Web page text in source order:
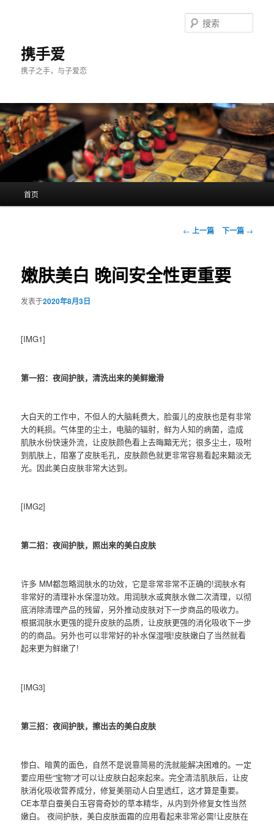
携手爱
携子之手，与子爱恋
索
首页
文
航
← 上一篇 下一篇 →
嫩肤美白 晚间安全性更重要
发表于2020年8月3日
[IMG1]
第一招：夜间护肤，清洗出来的美鲜嫩滑
大白天的工作中，不但人的大脑耗费大，脸蛋儿的皮肤也是有非常
大的耗损。气体里的尘土，电脑的辐射，鲜为人知的病菌，造成
肌肤水份快速外流，让皮肤颜色看上去晦黯无光；很多尘土，吸咐
到肌肤上，阻塞了皮肤毛孔，皮肤颜色就更非常容易看起来黯淡无
光。因此美白皮肤非常大达到。
[IMG2]
第二招：夜间护肤，照出来的美白皮肤
许多 MM都忽略润肤水的功效，它是非常非常不正确的!润肤水有
非常好的清理补水保湿功效。用润肤水或爽肤水做二次清理，以彻
底消除清理产品的残留，另外推动皮肤对下一步商品的吸收力。
根据润肤水更强的提升皮肤的品质，让皮肤更强的消化吸收下一步
的的商品。另外也可以非常好的补水保湿哦!皮肤嫩白了当然就看
起来更为鲜嫩了!
[IMG3]
第三招：夜间护肤，擦出去的美白皮肤
惨白、暗黄的面色，自然不是说靠简易的洗就能解决困难的。一定
要应用些“宝物”才可以让皮肤白起來起來。完全清洁肌肤后，让皮
肤消化吸收营养成分，修复美丽动人白里透红，这才算是重要。
CE本草白蚕美白玉容膏奇妙的草本精华，从内到外修复女性当然
嫩白。 夜间护肤，美白皮肤面霜的应用看起来非常必需!让皮肤在